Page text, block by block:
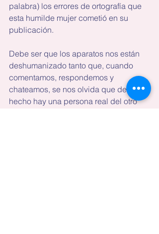
palabra) los errores de ortografía que
esta humilde mujer cometió en su
publicación.
Debe ser que los aparatos nos están
deshumanizado tanto que, cuando
comentamos, respondemos y
chateamos, se nos olvida que de
hecho hay una persona real del otro